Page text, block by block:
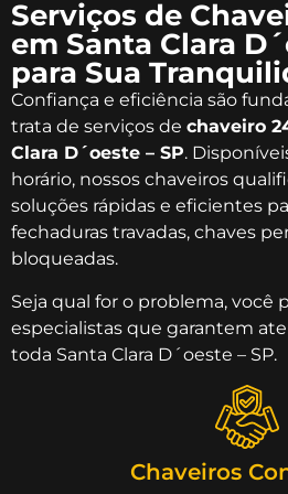
Serviços de
em Santa Clara
para Sua
Confiança e eficiência são
trata de serviços de chaveiro
Clara D´oeste – SP.
horário, nossos chaveiros
soluções rápidas e eficientes
fechaduras travadas, chaves
bloqueadas.
Seja qual for o problema, você
especialistas que garantem
toda Santa Clara D´oeste – SP.
Chaveiros